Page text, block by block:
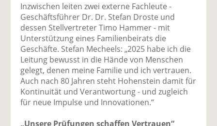
Inzwischen leiten zwei externe Fachleute -
Geschäftsführer Dr. Dr. Stefan Droste und
dessen Stellvertreter Timo Hammer - mit
Unterstützung eines Familienbeirats die
Geschäfte. Stefan Mecheels: „2025 habe ich die
Leitung bewusst in die Hände von Menschen
gelegt, denen meine Familie und ich vertrauen.
Auch nach 80 Jahren steht Hohenstein damit für
Kontinuität und Verantwortung - und zugleich
für neue Impulse und Innovationen.“
„Unsere Prüfungen schaffen Vertrauen“